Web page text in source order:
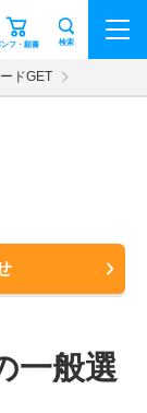
ンフ・願書 検索
ドGET
一般選